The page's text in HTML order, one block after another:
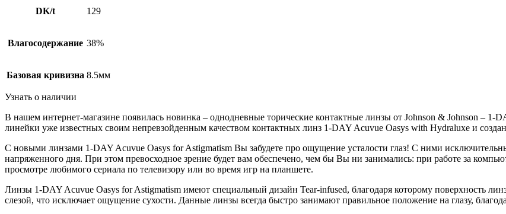
DK/t 129
Влагосодержание 38%
Базовая кривизна 8.5мм
Узнать о наличии
В нашем интернет-магазине появилась новинка – однодневные торические контактные линзы от Johnson & Johnson –
линейки уже известных своим непревзойденным качеством контактных линз 1-DAY Acuvue Oasys with Hydraluxe и
С новыми линзами 1-DAY Acuvue Oasys for Astigmatism Вы забудете про ощущение усталости глаз! С ними
напряженного дня. При этом превосходное зрение будет вам обеспечено, чем бы Вы ни занимались: при работе за
просмотре любимого сериала по телевизору или во время игр на планшете.
Линзы 1-DAY Acuvue Oasys for Astigmatism имеют специальный дизайн Tear-infused, благодаря которому поверхность
слезой, что исключает ощущение сухости. Данные линзы всегда быстро занимают правильное положение на глазу,